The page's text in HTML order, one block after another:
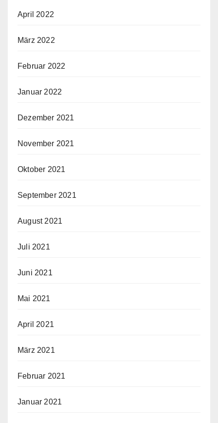
April 2022
März 2022
Februar 2022
Januar 2022
Dezember 2021
November 2021
Oktober 2021
September 2021
August 2021
Juli 2021
Juni 2021
Mai 2021
April 2021
März 2021
Februar 2021
Januar 2021